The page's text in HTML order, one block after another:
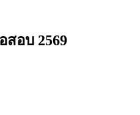
สอบ 2569